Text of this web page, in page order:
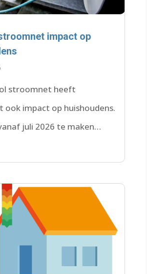
impact op
stroomnet heeft
ook impact op huishoudens.
juli 2026 te maken
een wachtlijst.